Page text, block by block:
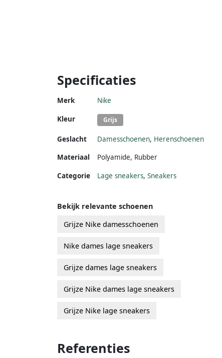
Specificaties
Merk Nike
Kleur Grijs
Geslacht Damesschoenen, Herenschoenen
Materiaal
Polyamide, Rubber
Categorie Lage sneakers, Sneakers
Bekijk relevante schoenen
Grijze Nike damesschoenen
Nike dames lage sneakers
Grijze dames lage sneakers
Grijze Nike dames lage sneakers
Grijze Nike lage sneakers
Referenties